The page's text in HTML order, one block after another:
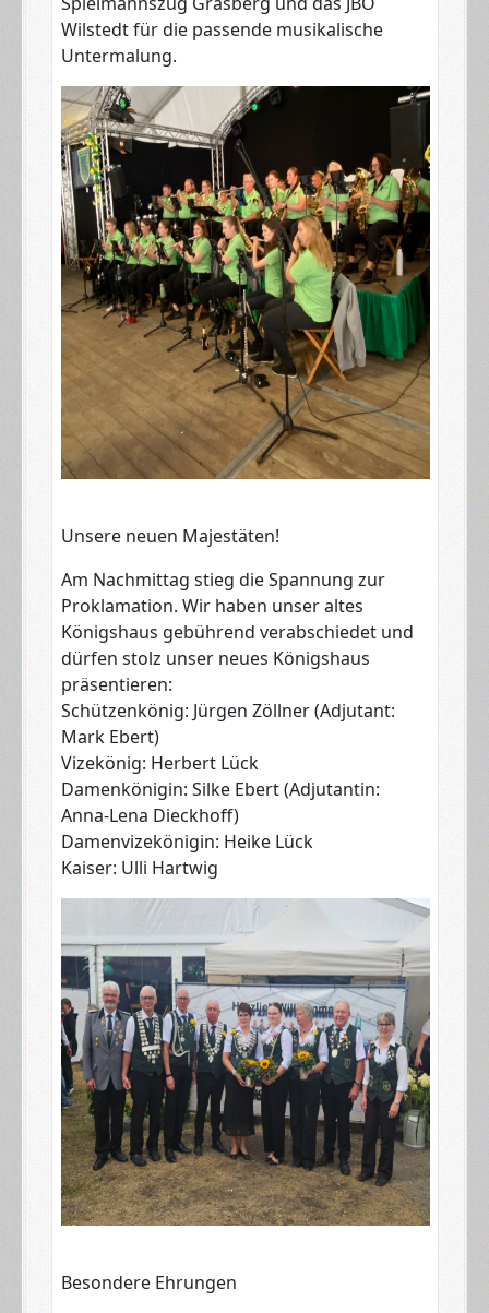
Wilstedt für die passende musikalische
Untermalung.
​Unsere neuen Majestäten!
Am Nachmittag stieg die Spannung zur
Proklamation. Wir haben unser altes
Königshaus gebührend verabschiedet und
dürfen stolz unser neues Königshaus
präsentieren:
​Schützenkönig: Jürgen Zöllner (Adjutant:
Mark Ebert)
​Vizekönig: Herbert Lück
​Damenkönigin: Silke Ebert (Adjutantin:
Anna-Lena Dieckhoff)
​Damenvizekönigin: Heike Lück
​Kaiser: Ulli Hartwig
​Besondere Ehrungen